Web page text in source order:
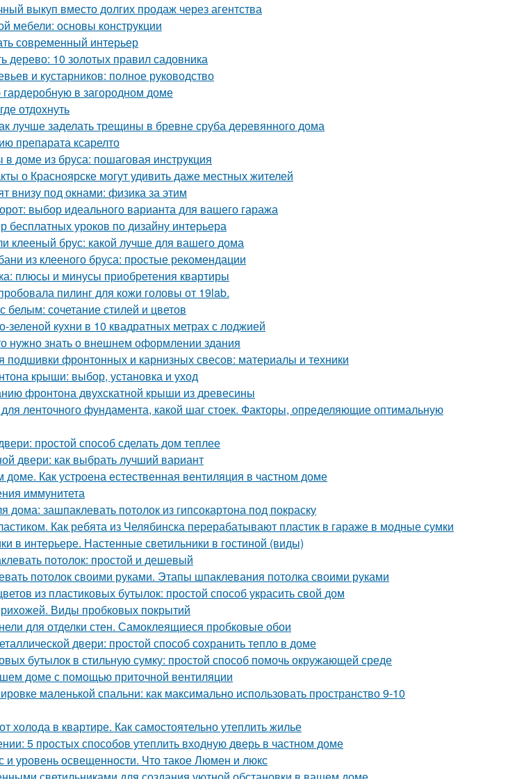
выкуп вместо долгих продаж через агентства
мебели: основы конструкции
современный интерьер
дерево: 10 золотых правил садовника
и кустарников: полное руководство
гардеробную в загородном доме
отдохнуть
лучше заделать трещины в бревне сруба деревянного дома
препарата ксарелто
в доме из бруса: пошаговая инструкция
о Красноярске могут удивить даже местных жителей
внизу под окнами: физика за этим
выбор идеального варианта для вашего гаража
бесплатных уроков по дизайну интерьера
клееный брус: какой лучше для вашего дома
из клееного бруса: простые рекомендации
плюсы и минусы приобретения квартиры
пилинг для кожи головы от 19lab.
белым: сочетание стилей и цветов
зеленой кухни в 10 квадратных метрах с лоджией
нужно знать о внешнем оформлении здания
фронтонных и карнизных свесов: материалы и техники
крыши: выбор, установка и уход
фронтона двухскатной крыши из древесины
ленточного фундамента, какой шаг стоек. Факторы, определяющие оптимальную
простой способ сделать дом теплее
двери: как выбрать лучший вариант
доме. Как устроена естественная вентиляция в частном доме
иммунитета
зашпаклевать потолок из гипсокартона под покраску
Как ребята из Челябинска перерабатывают пластик в гараже в модные сумки
в интерьере. Настенные светильники в гостиной (виды)
потолок: простой и дешевый
потолок своими руками. Этапы шпаклевания потолка своими руками
из пластиковых бутылок: простой способ украсить свой дом
Виды пробковых покрытий
для отделки стен. Самоклеящиеся пробковые обои
двери: простой способ сохранить тепло в доме
бутылок в стильную сумку: простой способ помочь окружающей среде
доме с помощью приточной вентиляции
маленькой спальни: как максимально использовать пространство 9-10
холода в квартире. Как самостоятельно утеплить жилье
5 простых способов утеплить входную дверь в частном доме
и уровень освещенности. Что такое Люмен и люкс